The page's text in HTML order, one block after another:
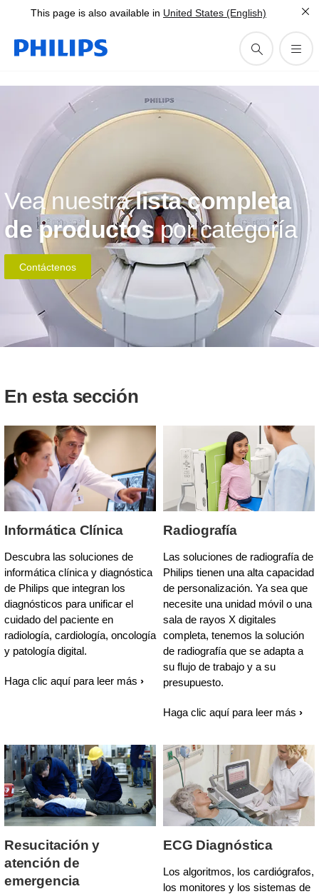
This page is also available in United States (English)
Vea nuestralista completa
de productospor categoría
Contáctenos
En esta sección
Informática Clínica
Descubra las soluciones de
informática clínica y diagnóstica
de Philips que integran los
diagnósticos para unificar el
cuidado del paciente en
radiología, cardiología, oncología
y patología digital.
Haga clic aquí para leer más
Radiografía
Las soluciones de radiografía de
Philips tienen una alta capacidad
de personalización. Ya sea que
necesite una unidad móvil o una
sala de rayos X digitales
completa, tenemos la solución
de radiografía que se adapta a
su flujo de trabajo y a su
presupuesto.
Haga clic aquí para leer más
Resucitación y
atención de
emergencia
ECG Diagnóstica
Los algoritmos, los cardiógrafos,
los monitores y los sistemas de